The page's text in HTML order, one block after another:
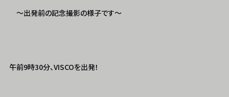
～出発前の記念撮影の様子です～
午前9時30分、VISCOを出発！